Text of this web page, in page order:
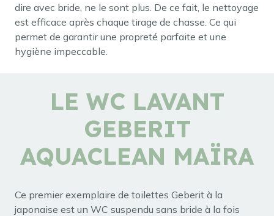
dire avec bride, ne le sont plus. De ce fait, le nettoyage
est efficace après chaque tirage de chasse. Ce qui
permet de garantir une propreté parfaite et une
hygiène impeccable.
LE WC LAVANT
GEBERIT
AQUACLEAN MAÏRA
Ce premier exemplaire de toilettes Geberit à la
japonaise est un WC suspendu sans bride à la fois